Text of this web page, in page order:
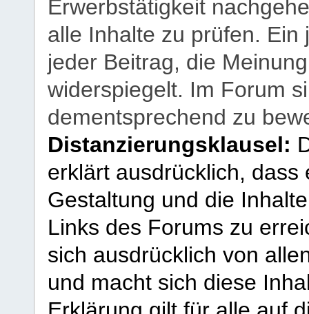
Erwerbstätigkeit
alle Inhalte zu prüfen.
jeder Beitrag, die
widerspiegelt. Im Forum
dementsprechend zu
Distanzierungsklausel:
erklärt ausdrücklich,
Gestaltung und die
Links des Forums zu
sich ausdrücklich von
und macht sich diese